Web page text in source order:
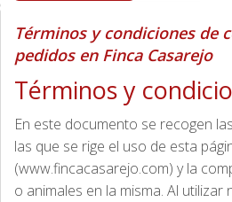
Términos y condiciones de
pedidos en Finca Casarejo
Términos y
En este documento se recogen
las que se rige el uso de esta
(www.fincacasarejo.com) y la
o animales en la misma. Al utilizar